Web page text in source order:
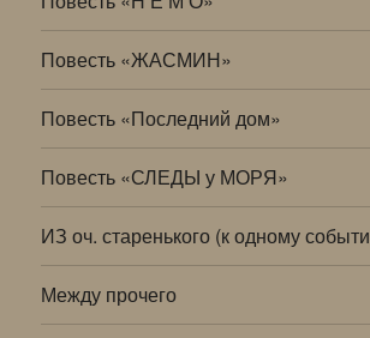
Повесть «ЖАСМИН»
Повесть «Последний дом»
Повесть «СЛЕДЫ у МОРЯ»
ИЗ оч. старенького (к одному
Между прочего